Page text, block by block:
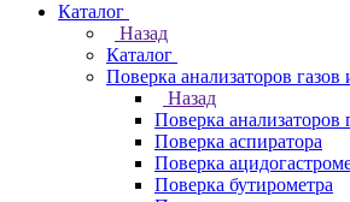
Каталог
Назад
Каталог
Поверка анализаторов газов
Назад
Поверка анализаторов
Поверка аспиратора
Поверка
Поверка бутирометра